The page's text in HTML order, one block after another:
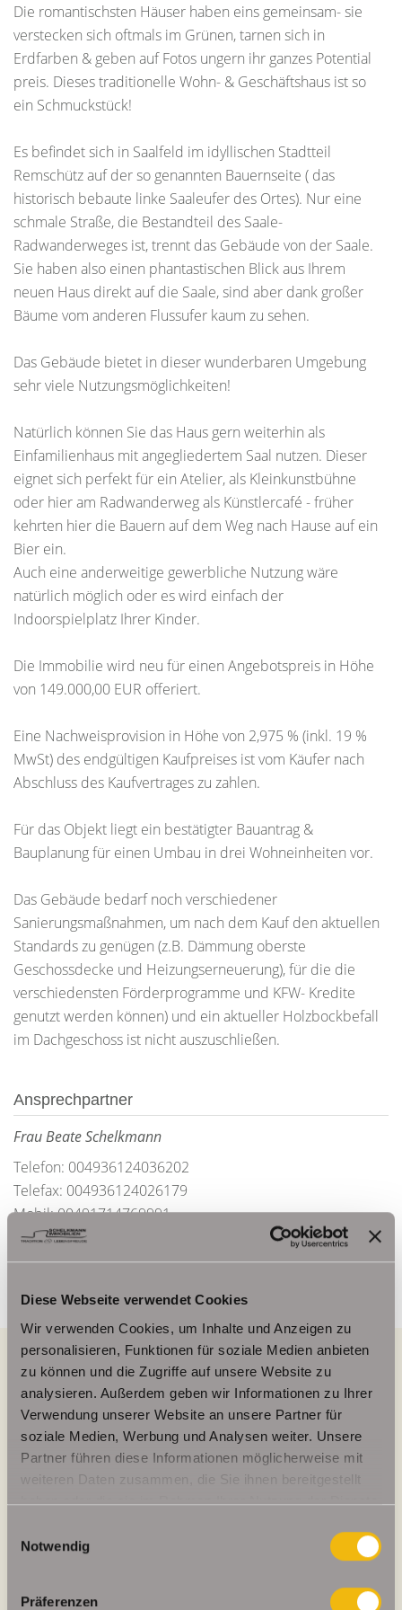
Diese Webseite verwendet Cookies
Wir verwenden Cookies, um Inhalte und Anzeigen zu
personalisieren, Funktionen für soziale Medien anbieten
zu können und die Zugriffe auf unsere Website zu
analysieren. Außerdem geben wir Informationen zu Ihrer
Verwendung unserer Website an unsere Partner für
soziale Medien, Werbung und Analysen weiter. Unsere
Partner führen diese Informationen möglicherweise mit
weiteren Daten zusammen, die Sie ihnen bereitgestellt
haben oder die sie im Rahmen Ihrer Nutzung der Dienste
Notwendig
Präferenzen
Die romantischsten Häuser haben eins gemeinsam- sie
verstecken sich oftmals im Grünen, tarnen sich in
Erdfarben & geben auf Fotos ungern ihr ganzes Potential
preis. Dieses traditionelle Wohn- & Geschäftshaus ist so
ein Schmuckstück!
Es befindet sich in Saalfeld im idyllischen Stadtteil
Remschütz auf der so genannten Bauernseite ( das
historisch bebaute linke Saaleufer des Ortes). Nur eine
schmale Straße, die Bestandteil des Saale-
Radwanderweges ist, trennt das Gebäude von der Saale.
Sie haben also einen phantastischen Blick aus Ihrem
neuen Haus direkt auf die Saale, sind aber dank großer
Bäume vom anderen Flussufer kaum zu sehen.
Das Gebäude bietet in dieser wunderbaren Umgebung
sehr viele Nutzungsmöglichkeiten!
Natürlich können Sie das Haus gern weiterhin als
Einfamilienhaus mit angegliedertem Saal nutzen. Dieser
eignet sich perfekt für ein Atelier, als Kleinkunstbühne
oder hier am Radwanderweg als Künstlercafé - früher
kehrten hier die Bauern auf dem Weg nach Hause auf ein
Bier ein.
Auch eine anderweitige gewerbliche Nutzung wäre
natürlich möglich oder es wird einfach der
Indoorspielplatz Ihrer Kinder.
Die Immobilie wird neu für einen Angebotspreis in Höhe
von 149.000,00 EUR offeriert.
Eine Nachweisprovision in Höhe von 2,975 % (inkl. 19 %
MwSt) des endgültigen Kaufpreises ist vom Käufer nach
Abschluss des Kaufvertrages zu zahlen.
Für das Objekt liegt ein bestätigter Bauantrag &
Bauplanung für einen Umbau in drei Wohneinheiten vor.
Das Gebäude bedarf noch verschiedener
Sanierungsmaßnahmen, um nach dem Kauf den aktuellen
Standards zu genügen (z.B. Dämmung oberste
Geschossdecke und Heizungserneuerung), für die die
verschiedensten Förderprogramme und KFW- Kredite
genutzt werden können) und ein aktueller Holzbockbefall
im Dachgeschoss ist nicht auszuschließen.
Ansprechpartner
Frau Beate Schelkmann
Telefon: 004936124036202
Telefax: 004936124026179
Mobil: 00491714769991
info@schelkmann.de
Energieausweis (Bedarfsausweis)
292,10 kWh / (m²*a)